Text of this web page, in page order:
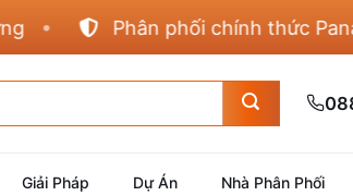
Phân phối chính thức
Giải Pháp Dự Án Nhà Phân Phối